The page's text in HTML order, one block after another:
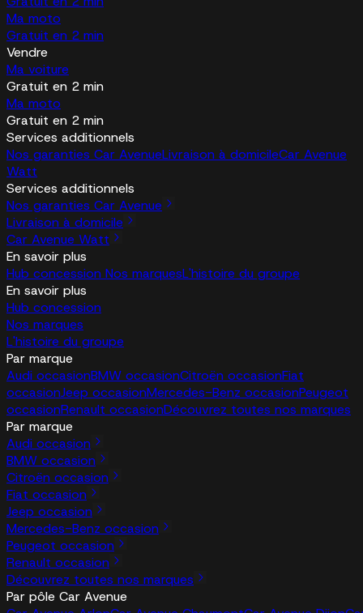
Ma moto
Gratuit en 2 min
Vendre
Ma voiture
Gratuit en 2 min
Ma moto
Gratuit en 2 min
Services additionnels
Nos garanties Car AvenueLivraison à domicileCar Avenue
Watt
Services additionnels
Nos garanties Car Avenue
Livraison à domicile
Car Avenue Watt
En savoir plus
Hub concession Nos marquesL'histoire du groupe
En savoir plus
Hub concession
Nos marques
L'histoire du groupe
Par marque
Audi occasionBMW occasionCitroën occasionFiat
occasionJeep occasionMercedes-Benz occasionPeugeot
occasionRenault occasionDécouvrez toutes nos marques
Par marque
Audi occasion
BMW occasion
Citroën occasion
Fiat occasion
Jeep occasion
Mercedes-Benz occasion
Peugeot occasion
Renault occasion
Découvrez toutes nos marques
Par pôle Car Avenue